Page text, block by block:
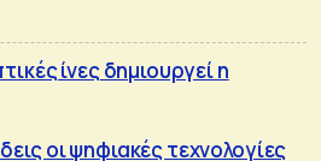
ίνες δημιουργεί η
οι ψηφιακές τεχνολογίες